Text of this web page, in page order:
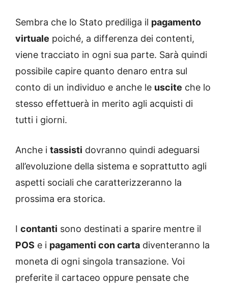
Sembra che lo Stato prediliga il pagamento
virtuale poiché, a differenza dei contenti,
viene tracciato in ogni sua parte. Sarà quindi
possibile capire quanto denaro entra sul
conto di un individuo e anche le uscite che lo
stesso effettuerà in merito agli acquisti di
tutti i giorni.
Anche i tassisti dovranno quindi adeguarsi
all’evoluzione della sistema e soprattutto agli
aspetti sociali che caratterizzeranno la
prossima era storica.
I contanti sono destinati a sparire mentre il
POS e i pagamenti con carta diventeranno la
moneta di ogni singola transazione. Voi
preferite il cartaceo oppure pensate che